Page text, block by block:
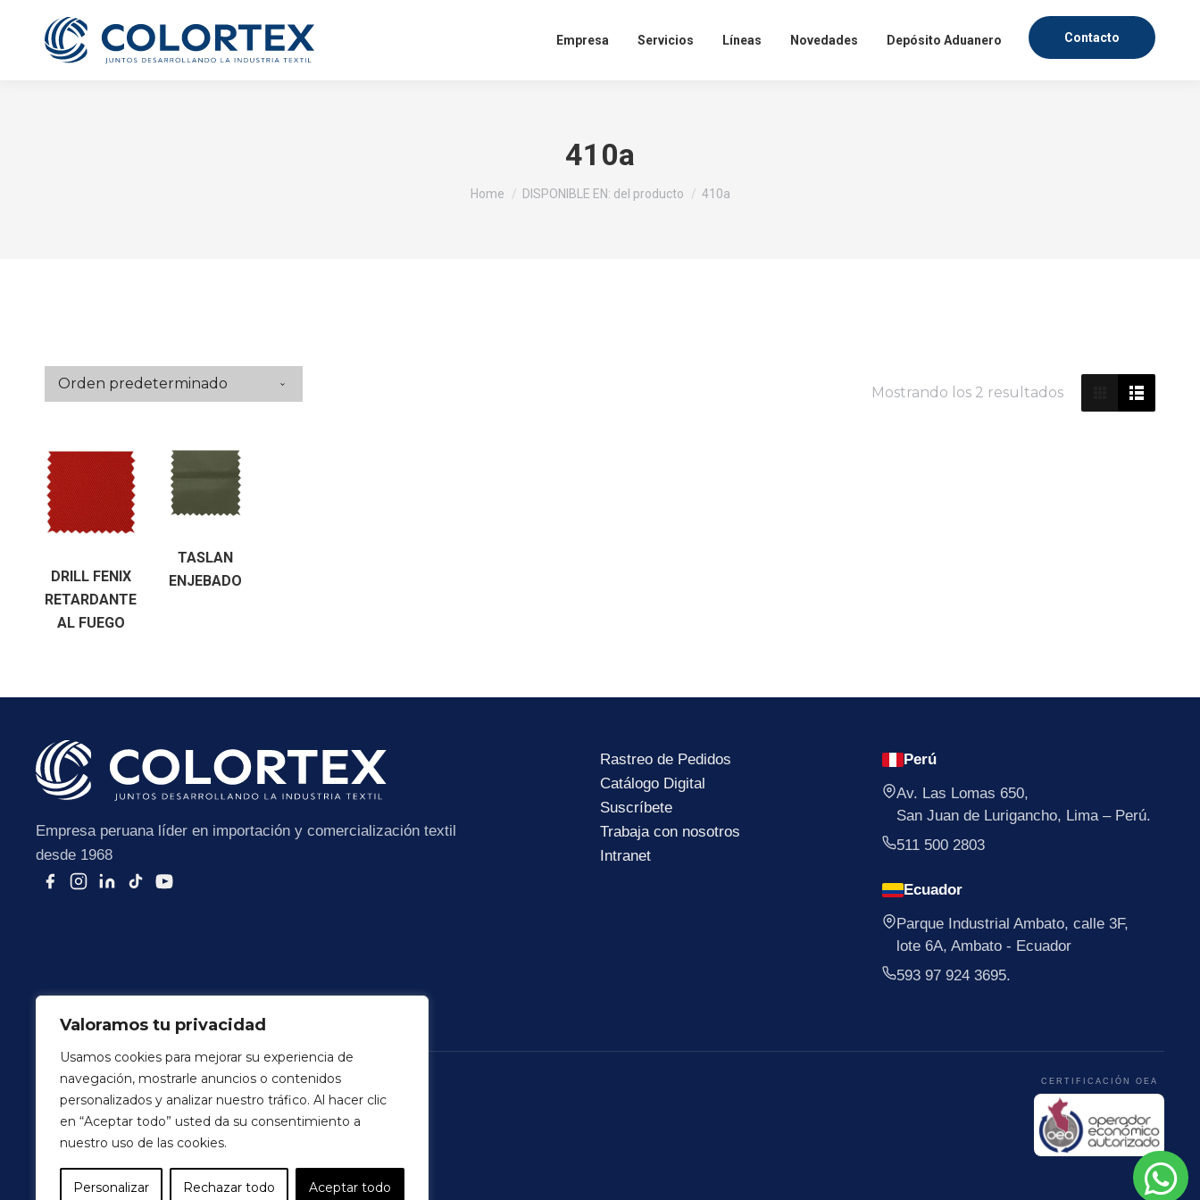
Valoramos tu privacidad
Usamos cookies para mejorar su experiencia de
navegación, mostrarle anuncios o contenidos
personalizados y analizar nuestro tráfico. Al hacer clic
en “Aceptar todo” usted da su consentimiento a
nuestro uso de las cookies.
Personalizar Rechazar todo Aceptar todo
Empresa Servicios Líneas Novedades Depósito Aduanero Contacto
410a
You are here:
Home DISPONIBLE EN: del producto 410a
Mostrando los 2 resultados
DRILL FENIX
RETARDANTE
AL FUEGO
TASLAN
ENJEBADO
Empresa peruana líder en importación y comercialización textil
desde 1968
Rastreo de Pedidos
Catálogo Digital
Suscríbete
Trabaja con nosotros
Intranet
Perú
Av. Las Lomas 650,
San Juan de Lurigancho, Lima – Perú.
511 500 2803
Ecuador
Parque Industrial Ambato, calle 3F,
lote 6A, Ambato - Ecuador
593 97 924 3695.
CERTIFICACIÓN OEA
Terminos y CondicionesPolitica de Privacidad
© 2026 Colortex Perú. Todos los derechos reservados
.